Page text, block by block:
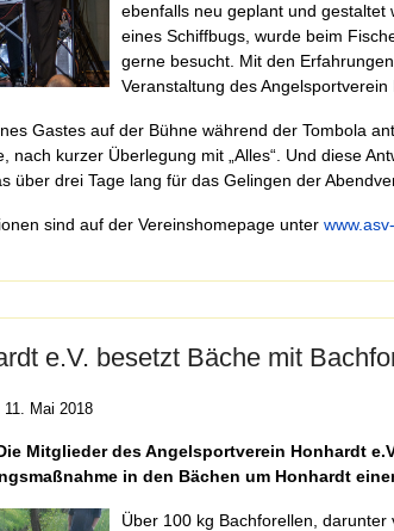
ebenfalls neu geplant und
eines Schiffbugs, wurde beim
gerne besucht. Mit den
Veranstaltung des
Gastes auf der Bühne während der Tombola
nach kurzer Überlegung mit „Alles“. Und diese
über drei Tage lang für das Gelingen der
sind auf der Vereinshomepage unter
e.V. besetzt Bäche mit
11. Mai 2018
Mitglieder des Angelsportverein Honhardt
in den Bächen um Honhardt
Über 100 kg Bachforellen,